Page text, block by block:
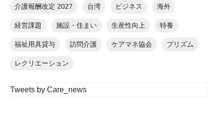
介護報酬改定 2027 台湾 ビジネス 海外
経営課題 施設・住まい 生産性向上 特養
福祉用具貸与 訪問介護 ケアマネ協会 プリズム
レクリエーション
Tweets by Care_news